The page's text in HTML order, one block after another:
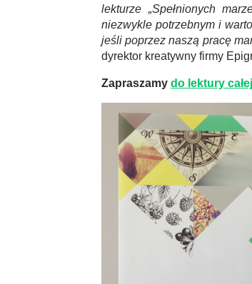
lekturze „Spełnionych
niezwykle potrzebnym i
jeśli poprzez naszą pracę
dyrektor kreatywny firmy
Zapraszamy do lektury